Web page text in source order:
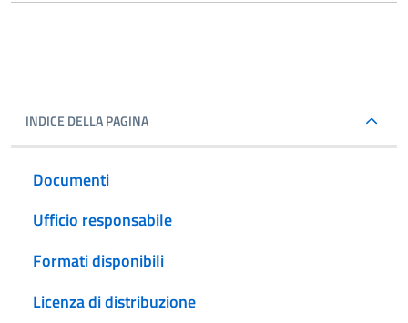
INDICE DELLA PAGINA
Documenti
Ufficio responsabile
Formati disponibili
Licenza di distribuzione